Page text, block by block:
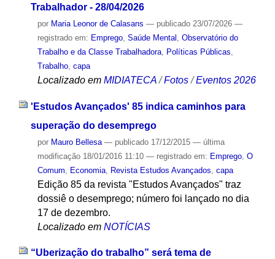
Trabalhador - 28/04/2026
por Maria Leonor de Calasans — publicado23/07/2026 —
registrado em: Emprego, Saúde Mental
Observatório do
Trabalho e da Classe Trabalhadora, Políticas Públicas
Trabalho, capa
Localizado em MIDIATECA /Fotos /Eventos 2026
'Estudos Avançados' 85 indica caminhos para
superação do desemprego
por Mauro Bellesa — publicado17/12/2015 — última
modificação18/01/2016 11:10 — registrado em: Emprego, O
Comum
Economia, Revista Estudos Avançados capa
Edição 85 da revista "Estudos Avançados" traz
dossiê o desemprego; número foi lançado no dia
17 de dezembro.
Localizado em NOTÍCIAS
“Uberização do trabalho” será tema de